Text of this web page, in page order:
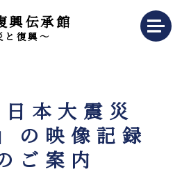
興伝承館
と復興～
本大震災
の映像記録
ご案内